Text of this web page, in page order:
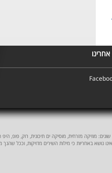
מוזיקה מזרחית, מוסיקה ים תיכונית, רוק, פופ,
נושא באחריות כי מילות השירים מדויקות, וככל